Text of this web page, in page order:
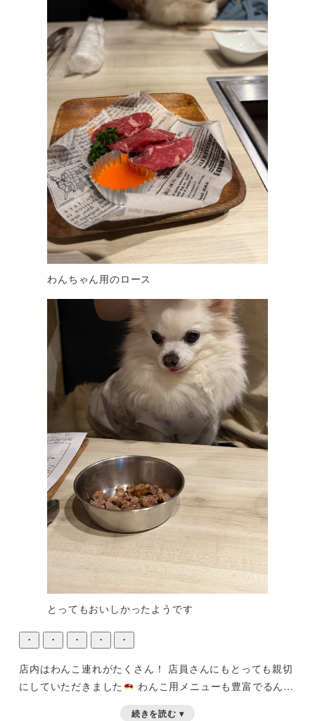
わんちゃん用のロース
とってもおいしかったようです
・ ・ ・ ・ ・
店内はわんこ連れがたくさん！ 店員さんにもとっても親切
にしていただきました
わんこ用メニューも豊富でるんる
続きを読む ▾